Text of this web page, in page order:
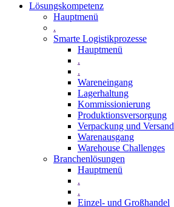
Lösungskompetenz
Hauptmenü
.
Smarte Logistikprozesse
Hauptmenü
.
.
Wareneingang
Lagerhaltung
Kommissionierung
Produktionsversorgung
Verpackung und Versand
Warenausgang
Warehouse Challenges
Branchenlösungen
Hauptmenü
.
.
Einzel- und Großhandel